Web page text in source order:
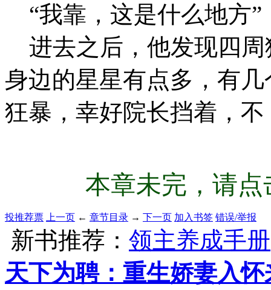
“我靠，这是什么地方”
进去之后，他发现四周
身边的星星有点多，有
狂暴，幸好院长挡着，不
本章未完，请
投推荐票 上一页 ← 章节目录 → 下一页 加入书签 错误/举报
新书推荐： 领主养成手册
天下为聘：重生娇妻入怀